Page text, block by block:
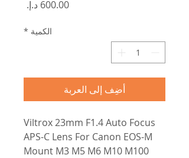
الكمية *
أضِف إلى العربة
Viltrox 23mm F1.4 Auto Focus
APS-C Lens For Canon EOS-M
Mount M3 M5 M6 M10 M100